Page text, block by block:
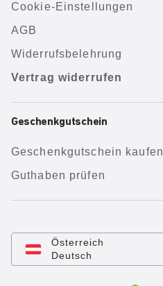
Cookie-Einstellungen
AGB
Widerrufsbelehrung
Vertrag widerrufen
Geschenkgutschein
Geschenkgutschein kaufen
Guthaben prüfen
Österreich
Deutsch